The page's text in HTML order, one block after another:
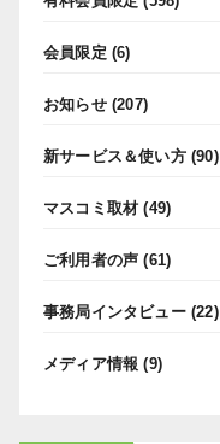
会員限定 (6)
お知らせ(207)
新サービス＆使い方(90)
マスコミ取材 (49)
ご利用者の声 (61)
事務局インタビュー(22)
メディア情報 (9)